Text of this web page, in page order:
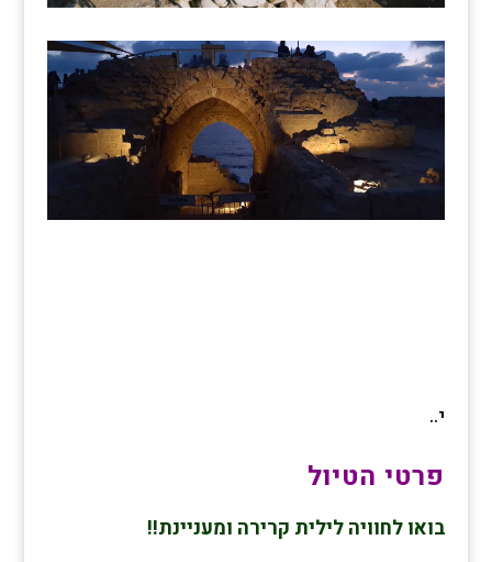
י..
פרטי הטיול
בואו לחוויה לילית קרירה ומעניינת!!